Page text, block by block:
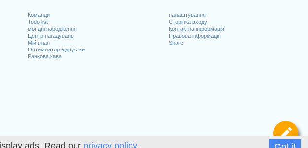
ads. Read our privacy policy.
Команди
Todo list
мої дні народження
Центр нагадувань
Мій план
Оптимізатор відпустки
Ранкова кава
налаштування
Сторінка входу
Контактна інформація
Правова інформація
Share